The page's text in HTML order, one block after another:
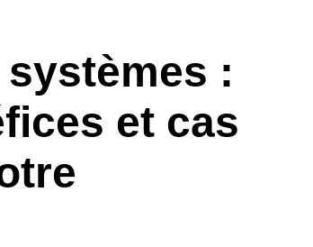
México (Español)
Brasil (Português)
:
et cas